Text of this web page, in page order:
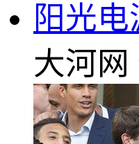
阳光
大河网